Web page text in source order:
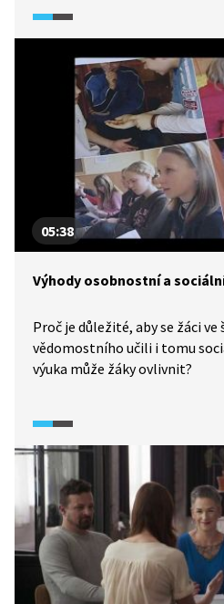
proveden správně? To vše se
05:38
Výhody osobnostní a
Proč je důležité, aby se žáci
vědomostního učili i tomu
výuka může žáky ovlivnit?